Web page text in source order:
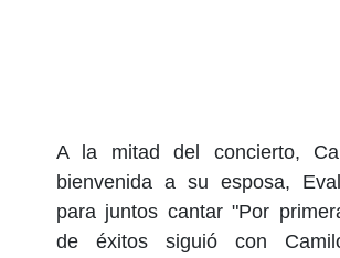
A la mitad del concierto,
bienvenida a su esposa,
para juntos cantar "Por
de éxitos siguió con